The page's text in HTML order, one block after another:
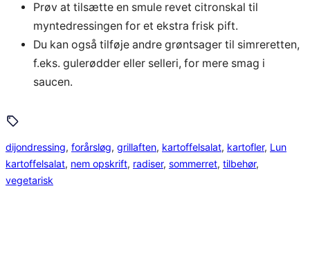
Prøv at tilsætte en smule revet citronskal til
myntedressingen for et ekstra frisk pift.
Du kan også tilføje andre grøntsager til simreretten,
f.eks. gulerødder eller selleri, for mere smag i
saucen.
dijondressing, forårsløg, grillaften, kartoffelsalat, kartofler, Lun
kartoffelsalat, nem opskrift, radiser, sommerret, tilbehør
vegetarisk